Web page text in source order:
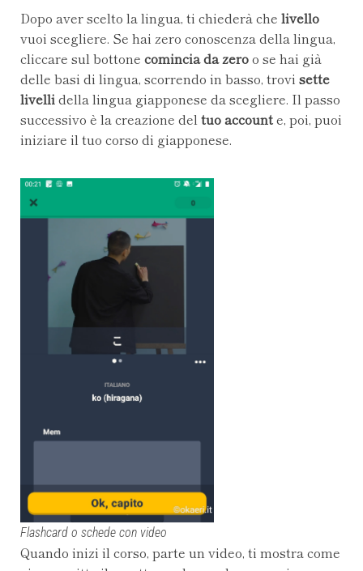
Dopo aver scelto la lingua, ti chiederà che livello
vuoi scegliere. Se hai zero conoscenza della lingua,
cliccare sul bottone comincia da zeroo se hai già
delle basi di lingua, scorrendo in basso, trovi sette
livellidella lingua giapponese da scegliere. Il passo
successivo è la creazione deltuo accounte, poi, puoi
iniziare il tuo corso di giapponese.
Flashcard o schede con video
Quando inizi il corso, parte un video, ti mostra come